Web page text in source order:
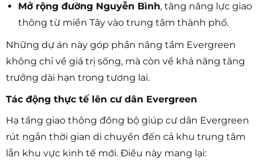
Mở rộng đường Nguyễn Bình, tăng năng lực giao
thông từ miền Tây vào trung tâm thành phố.
Những dự án này góp phần nâng tầm Evergreen
không chỉ về giá trị sống, mà còn về khả năng tăng
trưởng dài hạn trong tương lai.
Tác động thực tế lên cư dân Evergreen
Hạ tầng giao thông đồng bộ giúp cư dân Evergreen
rút ngắn thời gian di chuyển đến cả khu trung tâm
lẫn khu vực kinh tế mới. Điều này mang lại: